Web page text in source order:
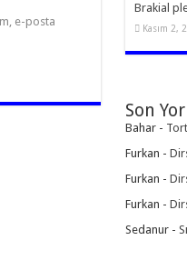
e-posta
Brakial
Kasım 2,
Son
Bahar-
Furkan -
Furkan -
Furkan -
Sedanur-